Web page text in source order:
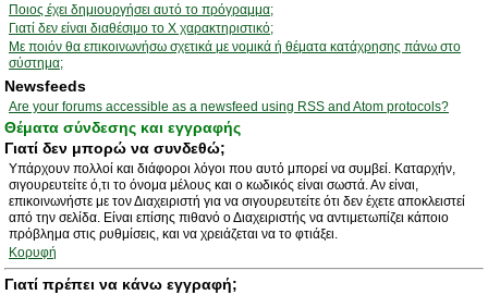
Ποιος έχει δημιουργήσει αυτό το πρόγραμμα;
Γιατί δεν είναι διαθέσιμο το Χ χαρακτηριστικό;
Με ποιόν θα επικοινωνήσω σχετικά με νομικά ή θέματα κατάχρησης πάνω στο
σύστημα;
Newsfeeds
Are your forums accessible as a newsfeed using RSS and Atom protocols?
Θέματα σύνδεσης και εγγραφής
Γιατί δεν μπορώ να συνδεθώ;
Υπάρχουν πολλοί και διάφοροι λόγοι που αυτό μπορεί να συμβεί. Καταρχήν,
σιγουρευτείτε ό,τι το όνομα μέλους και ο κωδικός είναι σωστά. Αν είναι,
επικοινωνήστε με τον Διαχειριστή για να σιγουρευτείτε ότι δεν έχετε αποκλειστεί
από την σελίδα. Είναι επίσης πιθανό ο Διαχειριστής να αντιμετωπίζει κάποιο
πρόβλημα στις ρυθμίσεις, και να χρειάζεται να το φτιάξει.
Κορυφή
Γιατί πρέπει να κάνω εγγραφή;